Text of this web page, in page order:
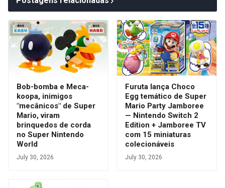
Bob-bomba e Meca-
koopa, inimigos
"mecânicos" de Super
Mario, viram
brinquedos de corda
no Super Nintendo
World
July 30, 2026
Furuta lança Choco
Egg temático de Super
Mario Party Jamboree
— Nintendo Switch 2
Edition + Jamboree TV
com 15 miniaturas
colecionáveis
July 30, 2026